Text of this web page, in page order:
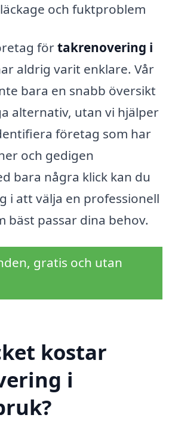
och fuktproblem
förtakrenovering i
aldrig varit enklare. Vår
bara en snabb översikt
alternativ, utan vi hjälper
företag som har
och gedigen
bara några klick kan du
i att välja en professionell
bäst passar dina behov.
gratis och utan
kostar
i